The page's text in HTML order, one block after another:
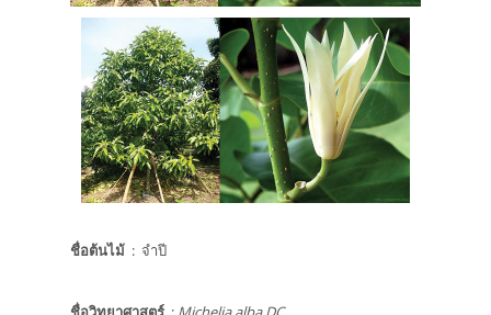
ชื่อต้นไม้ : จำปี